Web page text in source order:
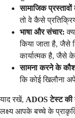
सामाजिक
तो वे कैसे
भाषा और संचार:
किया जाता है, जैसे
कार्यात्मक है, जैसे
सामना करने के
कि कोई खिलौना
याद रखें, ADOS टेस्ट की
लक्ष्य आपके बच्चे के